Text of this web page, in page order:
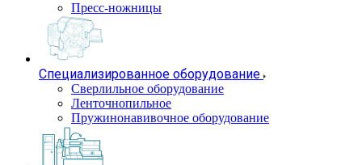
Пресс-ножницы
Специализированное оборудование
Сверлильное оборудование
Ленточнопильное
Пружинонавивочное оборудование